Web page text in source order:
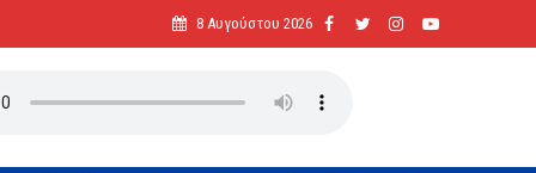
8 Αυγούστου 2026